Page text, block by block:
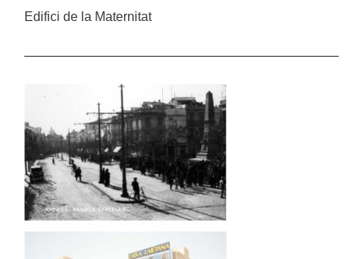
Edifici de la Maternitat